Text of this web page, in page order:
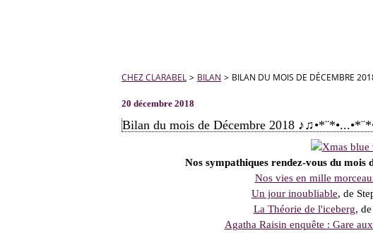
CHEZ CLARABEL > BILAN > BILAN DU MOIS DE DÉCEMBRE
20 décembre 2018
Bilan du mois de Décembre 2018
Nos sympathiques rendez-vous du mois
Nos vies en mille
Un jour inoubliable, de
La Théorie de l'iceberg,
Agatha Raisin enquête : Gare